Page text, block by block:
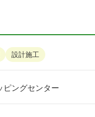
設計施工
ピングセンター